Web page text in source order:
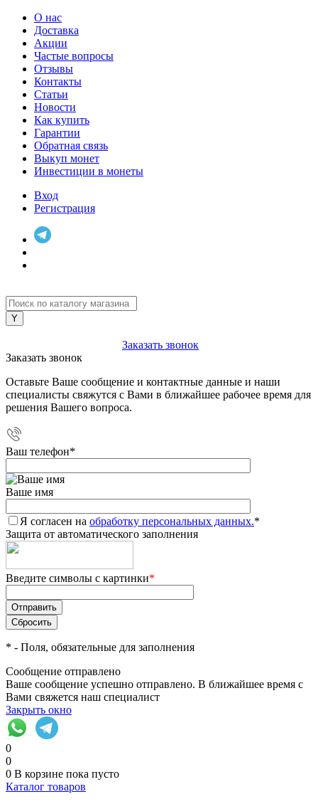
О нас
Доставка
Акции
Частые вопросы
Отзывы
Контакты
Статьи
Новости
Как купить
Гарантии
Обратная связь
Выкуп монет
Инвестиции в монеты
Вход
Регистрация
Заказать звонок
Заказать звонок
Оставьте Ваше сообщение и контактные данные и наши
специалисты свяжутся с Вами в ближайшее рабочее время для
решения Вашего вопроса.
Ваш телефон*
Ваше имя
Я согласен на обработку персональных данных.*
Защита от автоматического заполнения
Введите символы с картинки*
* - Поля, обязательные для заполнения
Сообщение отправлено
Ваше сообщение успешно отправлено. В ближайшее время с
Вами свяжется наш специалист
Закрыть окно
0
0
0 В корзине пока пусто
Каталог товаров